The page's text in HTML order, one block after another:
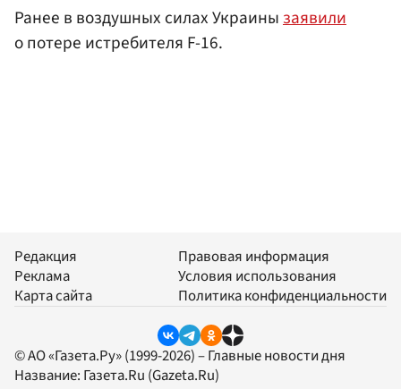
Ранее в воздушных силах Украинызаявили
о потере истребителя F-16.
Редакция
Реклама
Карта сайта
Правовая информация
Условия использования
Политика конфиденциальности
© АО «Газета.Ру» (1999-2026) – Главные новости дня
Название: Газета.Ru (Gazeta.Ru)